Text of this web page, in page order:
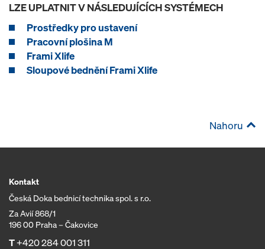
LZE UPLATNIT V NÁSLEDUJÍCÍCH SYSTÉMECH
Prostředky pro ustavení
Pracovní plošina M
Frami Xlife
Sloupové bednění Frami Xlife
Nahoru
Kontakt
Česká Doka bednicí technika spol. s r.o.
Za Avií 868/1
196 00 Praha – Čakovice
T+420 284 001 311